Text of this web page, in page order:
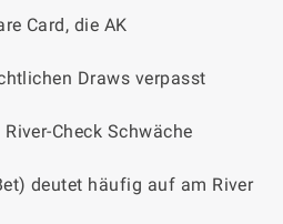
Card, die AK
Draws verpasst
Check Schwäche
deutet häufig auf am River